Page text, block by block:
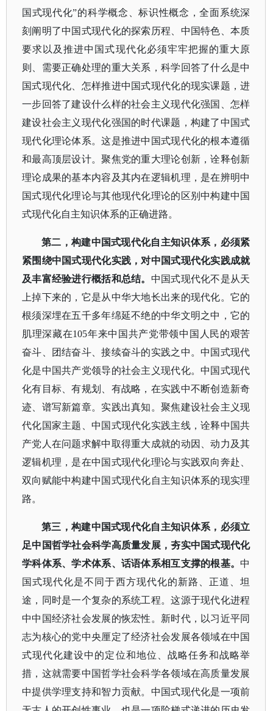
国式现代化”的科学概念、标识性概念，全面系统深
刻阐明了中国式现代化的探索历程、中国特色、本质
要求以及推进中国式现代化必须牢牢把握的重大原
则、需要正确处理的重大关系，科学回答了什么是中
国式现代化、怎样推进中国式现代化的现实课题，进
一步回答了建设什么样的社会主义现代化强国、怎样
建设社会主义现代化强国的时代课题，构建了中国式
现代化理论体系。这是推进中国式现代化的根本遵循
和最高顶层设计。聚焦党的重大理论创新，诠释创新
理论成果的基本内容及其内在逻辑机理，是在辨明中
国式现代化理论与其他现代化理论的区别中构建中国
式现代化自主知识体系的正确进路。
第二，构建中国式现代化自主知识体系，必须紧
紧围绕中国式现代化实践，对中国式现代化实践成就
及丰富经验进行概括和总结。 中国式现代化不是从天
上掉下来的，它是从中华大地长出来的现代化。它的
根须深埋在五千多年绵延不绝的中华文明之中，它的
肌理深藏在105年来中国共产党带领中国人民的艰苦
奋斗、团结奋斗、接续奋斗的实践之中。中国式现代
化是中国共产党领导的社会主义现代化。中国式现代
化有目标、有规划、有战略，在实践中不断创造新奇
迹、谱写新篇章。实践出真知。聚焦建设社会主义现
代化国家主题、中国式现代化实践主线，诠释中国共
产党人在问题求解中取得重大成就的动因、动力及其
逻辑机理，是在中国式现代化理论与实践双向奔赴、
双向赋能中构建中国式现代化自主知识体系的现实理
路。
第三，构建中国式现代化自主知识体系，必须立
足中国哲学社会科学高质量发展，夯实中国式现代化
学科体系、学术体系、话语体系相互支撑的根基。中
国式现代化是不同于西方现代化的新路、正道、坦
途，同时是一个复杂的系统工程。这源于现代化进程
中中国经济社会发展的恢宏性。新时代，以习近平同
志为核心的党中央厘定了经济社会发展各领域在中国
式现代化建设中的定位和地位、战略任务和战略举
措，这就需要中国哲学社会科学各领域在高质量发展
中提供学理支持和智力贡献。中国式现代化是一项前